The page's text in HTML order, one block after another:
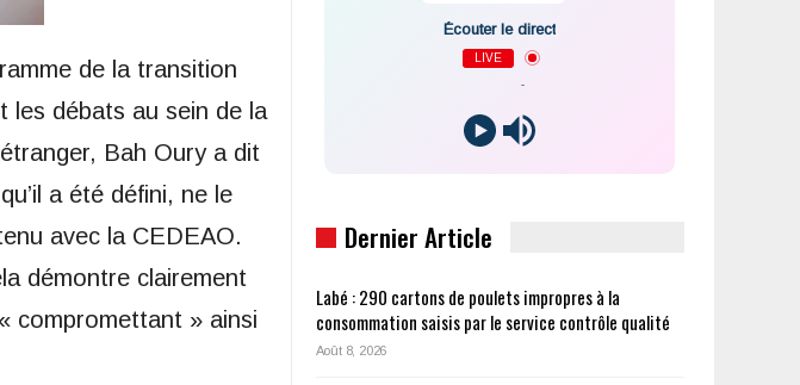
de la transition
les débats au sein de la
Bah Oury a dit
a été défini, ne le
avec la CEDEAO.
démontre clairement
compromettant » ainsi
Écouter le direct
LIVE
Dernier Article
Labé : 290 cartons de poulets impropres à la
consommation saisis par le service contrôle qualité
Août 8, 2026